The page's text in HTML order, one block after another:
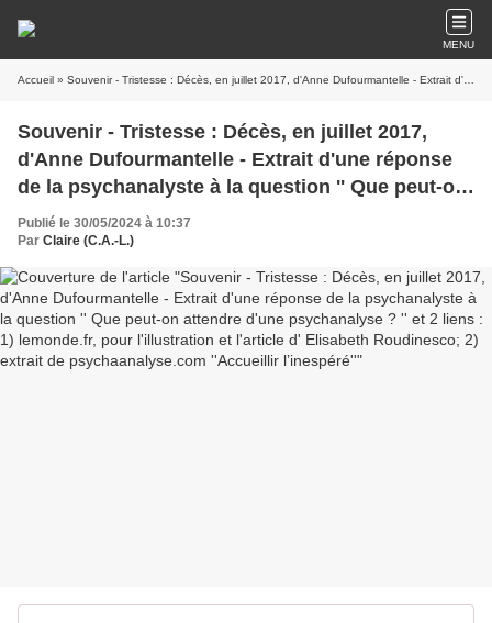
MENU
Accueil » Souvenir - Tristesse : Décès, en juillet 2017, d'Anne Dufourmantelle - Extrait d'une réponse de la psychanalyste à la question '' Que peut-on attendre d'une psychanalyse ? '' et 2 liens : 1) lemonde.fr, pour l'illustration et l'article d' Elisabeth Roudinesco; 2) extrait de psychaanalyse.com ''Accueillir l’inespéré''
Souvenir - Tristesse : Décès, en juillet 2017,
d'Anne Dufourmantelle - Extrait d'une réponse
de la psychanalyste à la question '' Que peut-on
attendre d'une psychanalyse ? '' et 2 liens : 1)
lemonde.fr, pour l'illustration et l'article d'
Elisabeth Roudinesco; 2) extrait de
psychaanalyse.com ''Accueillir l’inespéré''
Publié le 30/05/2024 à 10:37
Par Claire (C.A.-L.)